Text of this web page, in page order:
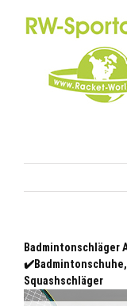
Badmintonschläger
Squashschläger